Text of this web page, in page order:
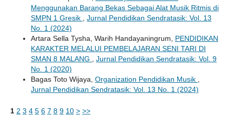
Menggunakan Barang Bekas Sebagai Alat Musik Ritmis di
SMPN 1 Gresik
Jurnal Pendidikan Sendratasik: Vol. 13
No. 1 (2024)
Artara Sella Tysha, Warih Handayaningrum, PENDIDIKAN
KARAKTER MELALUI PEMBELAJARAN SENI TARI DI
SMAN 8 MALANG
Jurnal Pendidikan Sendratasik: Vol. 9
No. 1 (2020)
Bagas Toto Wijaya, Organization Pendidikan Musik
Jurnal Pendidikan Sendratasik: Vol. 13 No. 1 (2024)
1 2 3 4 5 6 7 8 9 10 > >>